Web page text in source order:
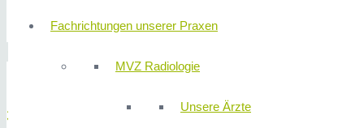
Fachrichtungen unserer Praxen
MVZ Radiologie
Unsere Ärzte
Schilddrüsenerkrankungen
310KLINIK Chirurgie